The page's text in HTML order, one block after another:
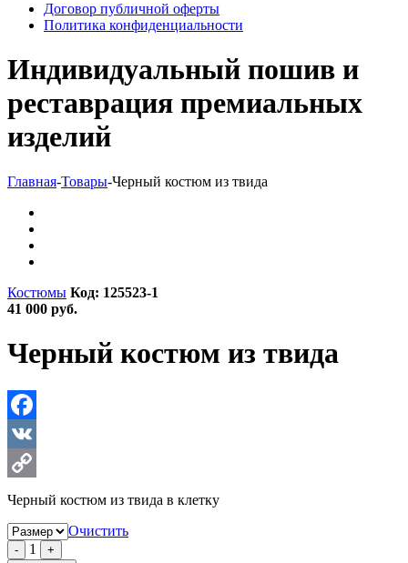
Договор публичной оферты
Политика конфиденциальности
Индивидуальный пошив и
реставрация премиальных
изделий
Главная-Товары-Черный костюм из твида
Костюмы Код: 125523-1
41 000 руб.
Черный костюм из твида
Facebook
VK
Copy
Link
Черный костюм из твида в клетку
Очистить
- 1
+